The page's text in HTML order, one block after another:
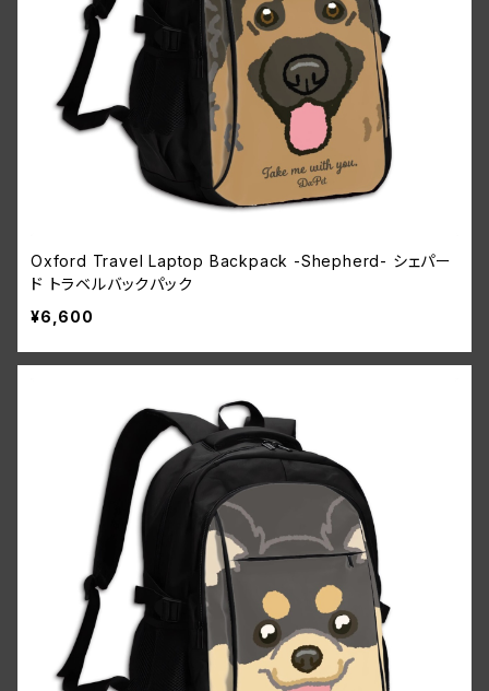
Oxford Travel Laptop Backpack -Shepherd- シェパー
ド トラベルバックパック
¥6,600